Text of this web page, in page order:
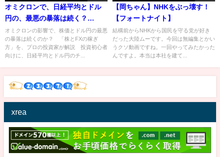
オミクロンで、日経平均とドル
円の、最悪の暴落は続く？
【12/3がヤバい理由】雇用統計
と債務上限問題とトルコリラ暴
落【株とFXの初心者】
オミクロンの影響で、株価とドル円の最悪
の暴落は続くのか？ 「株とFXの稼ぎ
方」を、プロの投資家が解説 投資初心者
向けに、日経平均とドル円のチ...
【岡ちゃん】NHKをぶっ壊す！
【フォートナイト】
結構前からNHKから国民を守る党が好き
だった大陸ムーです。今回は無編集とかい
うクソ動画ですね。一回やってみたかった
んですよ。本当は本社を建て...
xrea